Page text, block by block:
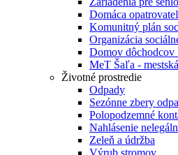
Domáca
Komunitný plán
Organizácia
Domov dôchodcov
MeT Šaľa -
Životné prostredie
Odpady
Sezónne zbery
Polopodzemné
Nahlásenie
Zeleň a údržba